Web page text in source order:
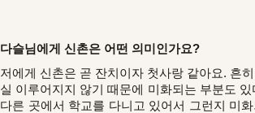
다슬님에게 신촌은 어떤 의미인가요?
저에게 신촌은 곧 잔치이자 첫사랑 같아요. 흔
실 이루어지지 않기 때문에 미화되는 부분도
다른 곳에서 학교를 다니고 있어서 그런지 미